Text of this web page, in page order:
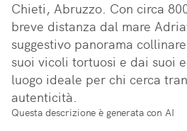
Chieti, Abruzzo. Con circa
breve distanza dal mare
suggestivo panorama
suoi vicoli tortuosi e dai suoi
luogo ideale per chi cerca
autenticità.
Questa descrizione è generata con AI